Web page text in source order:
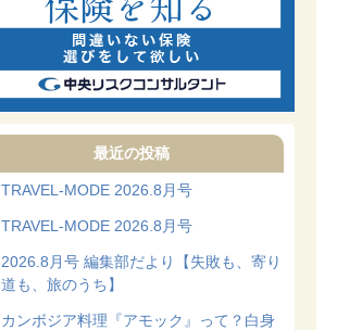
最近の投稿
TRAVEL-MODE 2026.8月号
TRAVEL-MODE 2026.8月号
2026.8月号 編集部だより【失敗も、寄り
道も、旅のうち】
カンボジア料理『アモック』って？白身